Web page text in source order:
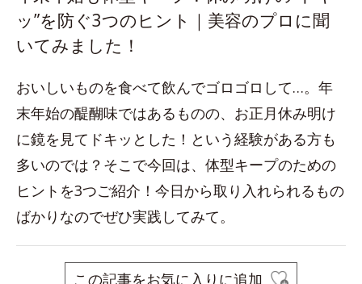
ッ”を防ぐ3つのヒント｜美容のプロに聞
いてみました！
おいしいものを食べて飲んでゴロゴロして…。年
末年始の醍醐味ではあるものの、お正月休み明け
に鏡を見てドキッとした！という経験がある方も
多いのでは？そこで今回は、体型キープのための
ヒントを3つご紹介！今日から取り入れられるもの
ばかりなのでぜひ実践してみて。
この記事をお気に入りに追加